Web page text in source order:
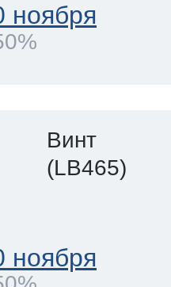
ноября
Винт
(LB465)
ноября